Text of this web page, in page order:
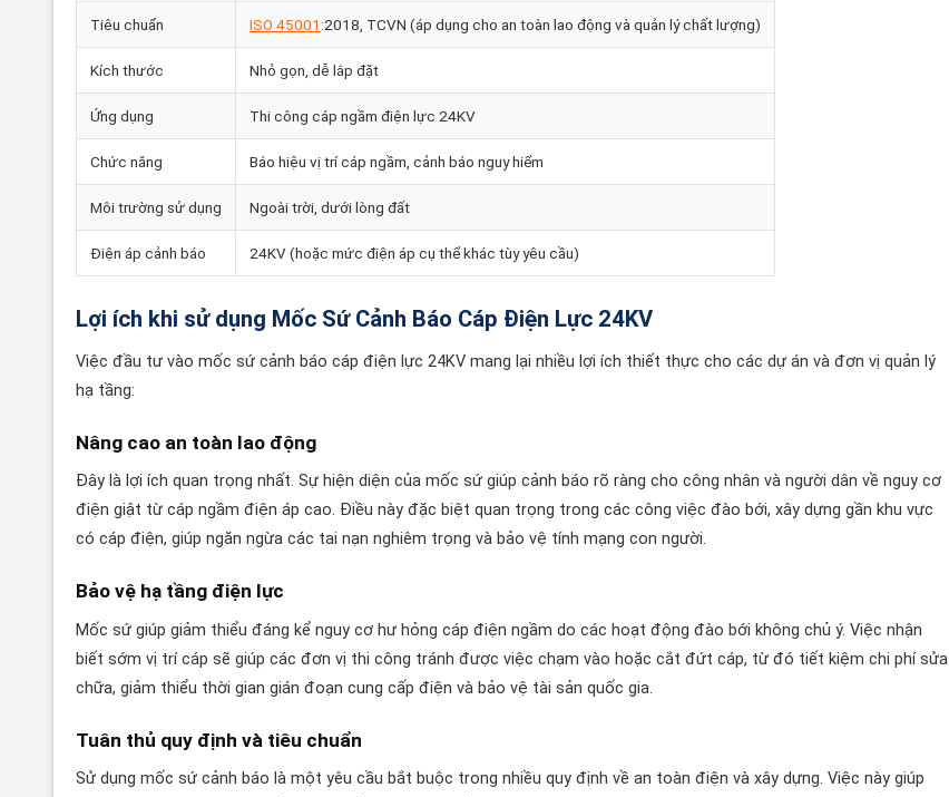
Tiêu chuẩn ISO 45001 :2018, TCVN (áp dụng cho an toàn lao động và quản lý chất lượng)
Kích thước Nhỏ gọn, dễ lắp đặt
Ứng dụng Thi công cáp ngầm điện lực 24KV
Chức năng Báo hiệu vị trí cáp ngầm, cảnh báo nguy hiểm
Môi trường sử dụng Ngoài trời, dưới lòng đất
Điện áp cảnh báo 24KV (hoặc mức điện áp cụ thể khác tùy yêu cầu)
Lợi ích khi sử dụng Mốc Sứ Cảnh Báo Cáp Điện Lực 24KV
Việc đầu tư vào mốc sứ cảnh báo cáp điện lực 24KV mang lại nhiều lợi ích thiết thực cho các dự án và đơn vị quản lý
hạ tầng:
Nâng cao an toàn lao động
Đây là lợi ích quan trọng nhất. Sự hiện diện của mốc sứ giúp cảnh báo rõ ràng cho công nhân và người dân về nguy cơ
điện giật từ cáp ngầm điện áp cao. Điều này đặc biệt quan trọng trong các công việc đào bới, xây dựng gần khu vực
có cáp điện, giúp ngăn ngừa các tai nạn nghiêm trọng và bảo vệ tính mạng con người.
Bảo vệ hạ tầng điện lực
Mốc sứ giúp giảm thiểu đáng kể nguy cơ hư hỏng cáp điện ngầm do các hoạt động đào bới không chủ ý. Việc nhận
biết sớm vị trí cáp sẽ giúp các đơn vị thi công tránh được việc chạm vào hoặc cắt đứt cáp, từ đó tiết kiệm chi phí sửa
chữa, giảm thiểu thời gian gián đoạn cung cấp điện và bảo vệ tài sản quốc gia.
Tuân thủ quy định và tiêu chuẩn
Sử dụng mốc sứ cảnh báo là một yêu cầu bắt buộc trong nhiều quy định về an toàn điện và xây dựng. Việc này giúp